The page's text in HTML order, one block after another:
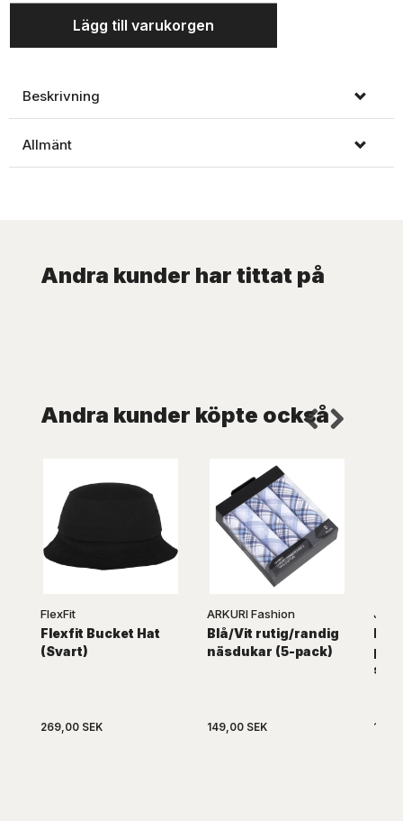
Lägg till varukorgen
Beskrivning
Allmänt
Andra kunder har tittat på
Andra kunder köpte också
FlexFit
Flexfit Bucket Hat
(Svart)
269,00 SEK
ARKURI Fashion
Blå/Vit rutig/randig
näsdukar (5-pack)
149,00 SEK
Jack
Blå